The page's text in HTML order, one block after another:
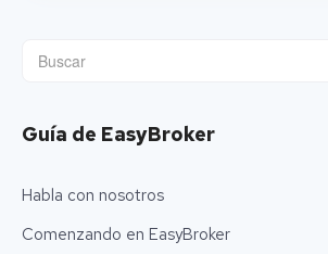
Guía de EasyBroker
Habla con nosotros
Comenzando en EasyBroker